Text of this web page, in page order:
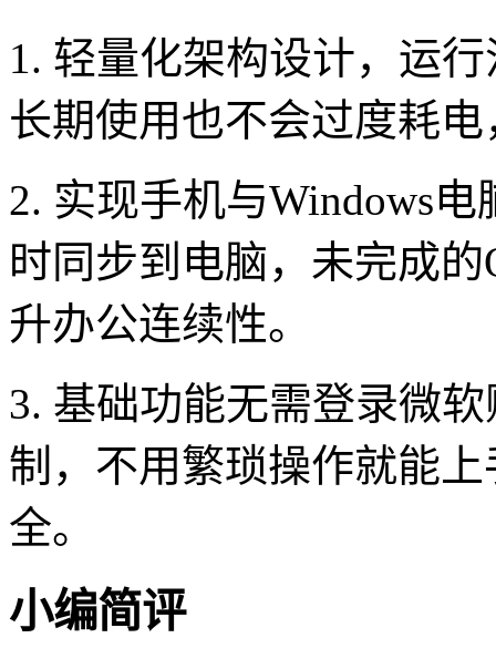
1. 轻量化架构设计，运
长期使用也不会过度耗
2. 实现手机与Windows
时同步到电脑，未完成
升办公连续性。
3. 基础功能无需登录微
制，不用繁琐操作就能
全。
小编简评